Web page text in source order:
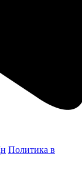
Политика в